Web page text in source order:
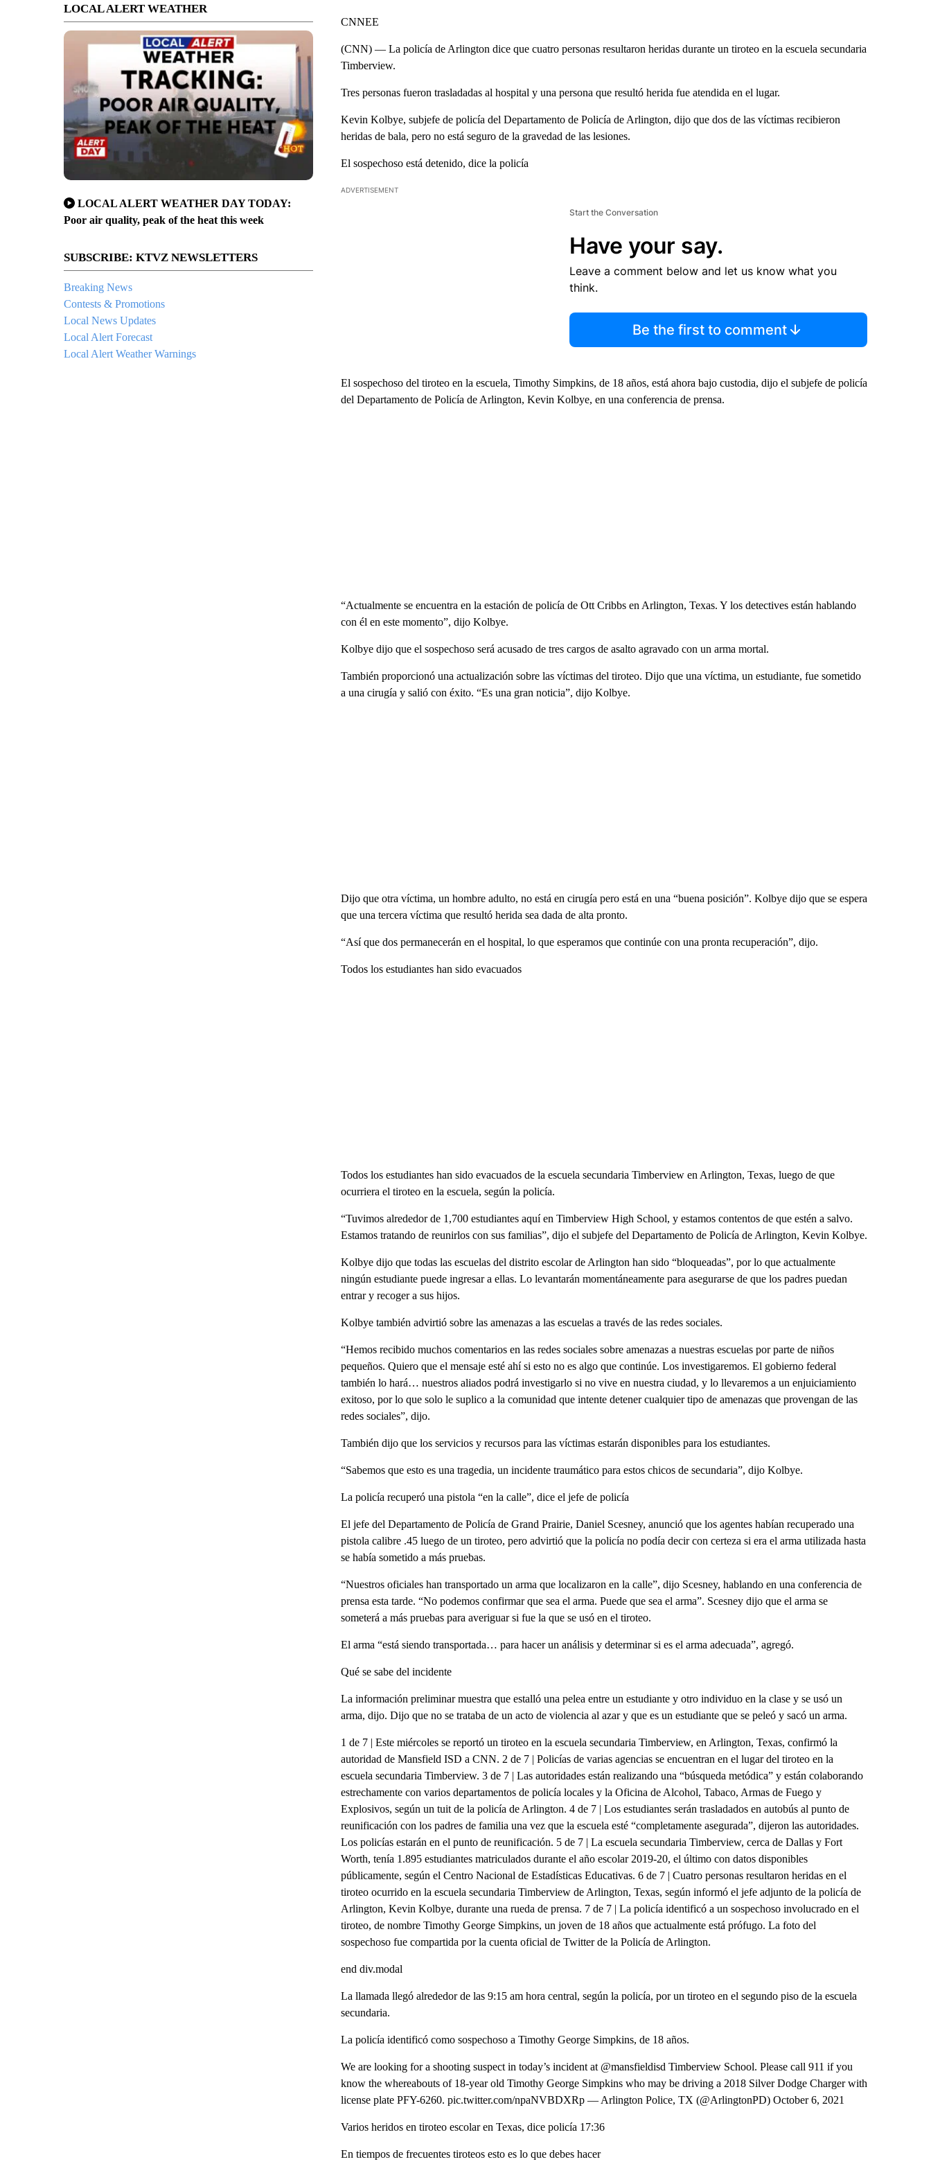
LOCAL ALERT WEATHER
LOCAL ALERT WEATHER DAY TODAY:
Poor air quality, peak of the heat this week
SUBSCRIBE: KTVZ NEWSLETTERS
Breaking News
Contests & Promotions
Local News Updates
Local Alert Forecast
Local Alert Weather Warnings
CNNEE
(CNN) — La policía de Arlington dice que cuatro personas resultaron heridas durante un tiroteo en la escuela secundaria
Timberview.
Tres personas fueron trasladadas al hospital y una persona que resultó herida fue atendida en el lugar.
Kevin Kolbye, subjefe de policía del Departamento de Policía de Arlington, dijo que dos de las víctimas recibieron
heridas de bala, pero no está seguro de la gravedad de las lesiones.
El sospechoso está detenido, dice la policía
ADVERTISEMENT
Start the Conversation
Have your say.
Leave a comment below and let us know what you
think.
Be the first to comment
El sospechoso del tiroteo en la escuela, Timothy Simpkins, de 18 años, está ahora bajo custodia, dijo el subjefe de policía
del Departamento de Policía de Arlington, Kevin Kolbye, en una conferencia de prensa.
“Actualmente se encuentra en la estación de policía de Ott Cribbs en Arlington, Texas. Y los detectives están hablando
con él en este momento”, dijo Kolbye.
Kolbye dijo que el sospechoso será acusado de tres cargos de asalto agravado con un arma mortal.
También proporcionó una actualización sobre las víctimas del tiroteo. Dijo que una víctima, un estudiante, fue sometido
a una cirugía y salió con éxito. “Es una gran noticia”, dijo Kolbye.
Dijo que otra víctima, un hombre adulto, no está en cirugía pero está en una “buena posición”. Kolbye dijo que se espera
que una tercera víctima que resultó herida sea dada de alta pronto.
“Así que dos permanecerán en el hospital, lo que esperamos que continúe con una pronta recuperación”, dijo.
Todos los estudiantes han sido evacuados
Todos los estudiantes han sido evacuados de la escuela secundaria Timberview en Arlington, Texas, luego de que
ocurriera el tiroteo en la escuela, según la policía.
“Tuvimos alrededor de 1,700 estudiantes aquí en Timberview High School, y estamos contentos de que estén a salvo.
Estamos tratando de reunirlos con sus familias”, dijo el subjefe del Departamento de Policía de Arlington, Kevin Kolbye.
Kolbye dijo que todas las escuelas del distrito escolar de Arlington han sido “bloqueadas”, por lo que actualmente
ningún estudiante puede ingresar a ellas. Lo levantarán momentáneamente para asegurarse de que los padres puedan
entrar y recoger a sus hijos.
Kolbye también advirtió sobre las amenazas a las escuelas a través de las redes sociales.
“Hemos recibido muchos comentarios en las redes sociales sobre amenazas a nuestras escuelas por parte de niños
pequeños. Quiero que el mensaje esté ahí si esto no es algo que continúe. Los investigaremos. El gobierno federal
también lo hará… nuestros aliados podrá investigarlo si no vive en nuestra ciudad, y lo llevaremos a un enjuiciamiento
exitoso, por lo que solo le suplico a la comunidad que intente detener cualquier tipo de amenazas que provengan de las
redes sociales”, dijo.
También dijo que los servicios y recursos para las víctimas estarán disponibles para los estudiantes.
“Sabemos que esto es una tragedia, un incidente traumático para estos chicos de secundaria”, dijo Kolbye.
La policía recuperó una pistola “en la calle”, dice el jefe de policía
El jefe del Departamento de Policía de Grand Prairie, Daniel Scesney, anunció que los agentes habían recuperado una
pistola calibre .45 luego de un tiroteo, pero advirtió que la policía no podía decir con certeza si era el arma utilizada hasta
se había sometido a más pruebas.
“Nuestros oficiales han transportado un arma que localizaron en la calle”, dijo Scesney, hablando en una conferencia de
prensa esta tarde. “No podemos confirmar que sea el arma. Puede que sea el arma”. Scesney dijo que el arma se
someterá a más pruebas para averiguar si fue la que se usó en el tiroteo.
El arma “está siendo transportada… para hacer un análisis y determinar si es el arma adecuada”, agregó.
Qué se sabe del incidente
La información preliminar muestra que estalló una pelea entre un estudiante y otro individuo en la clase y se usó un
arma, dijo. Dijo que no se trataba de un acto de violencia al azar y que es un estudiante que se peleó y sacó un arma.
1 de 7 | Este miércoles se reportó un tiroteo en la escuela secundaria Timberview, en Arlington, Texas, confirmó la
autoridad de Mansfield ISD a CNN. 2 de 7 | Policías de varias agencias se encuentran en el lugar del tiroteo en la
escuela secundaria Timberview. 3 de 7 | Las autoridades están realizando una “búsqueda metódica” y están colaborando
estrechamente con varios departamentos de policía locales y la Oficina de Alcohol, Tabaco, Armas de Fuego y
Explosivos, según un tuit de la policía de Arlington. 4 de 7 | Los estudiantes serán trasladados en autobús al punto de
reunificación con los padres de familia una vez que la escuela esté “completamente asegurada”, dijeron las autoridades.
Los policías estarán en el punto de reunificación. 5 de 7 | La escuela secundaria Timberview, cerca de Dallas y Fort
Worth, tenía 1.895 estudiantes matriculados durante el año escolar 2019-20, el último con datos disponibles
públicamente, según el Centro Nacional de Estadísticas Educativas. 6 de 7 | Cuatro personas resultaron heridas en el
tiroteo ocurrido en la escuela secundaria Timberview de Arlington, Texas, según informó el jefe adjunto de la policía de
Arlington, Kevin Kolbye, durante una rueda de prensa. 7 de 7 | La policía identificó a un sospechoso involucrado en el
tiroteo, de nombre Timothy George Simpkins, un joven de 18 años que actualmente está prófugo. La foto del
sospechoso fue compartida por la cuenta oficial de Twitter de la Policía de Arlington.
end div.modal
La llamada llegó alrededor de las 9:15 am hora central, según la policía, por un tiroteo en el segundo piso de la escuela
secundaria.
La policía identificó como sospechoso a Timothy George Simpkins, de 18 años.
We are looking for a shooting suspect in today’s incident at @mansfieldisd Timberview School. Please call 911 if you
know the whereabouts of 18-year old Timothy George Simpkins who may be driving a 2018 Silver Dodge Charger with
license plate PFY-6260. pic.twitter.com/npaNVBDXRp — Arlington Police, TX (@ArlingtonPD) October 6, 2021
Varios heridos en tiroteo escolar en Texas, dice policía 17:36
En tiempos de frecuentes tiroteos esto es lo que debes hacer